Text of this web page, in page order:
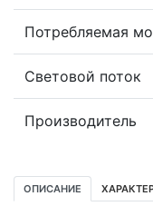
Потребляемая
Световой поток
Производитель
ОПИСАНИЕ